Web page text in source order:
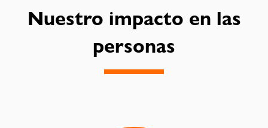
Nuestro impacto en las
personas